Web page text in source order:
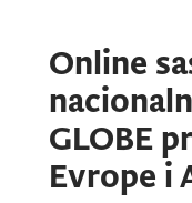
Online
GLOBE
Evrope i